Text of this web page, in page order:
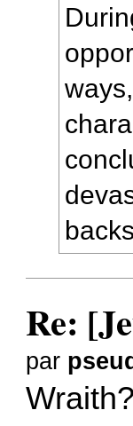
Re:
par
Wraith?